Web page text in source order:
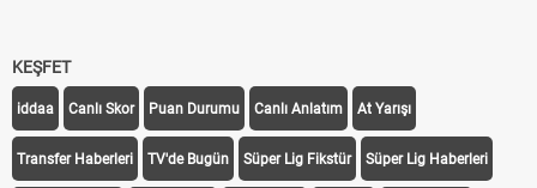
KEŞFET
iddaa Canlı Skor Puan Durumu Canlı Anlatım At Yarışı
Transfer Haberleri TV'de Bugün Süper Lig Fikstür Süper Lig Haberleri